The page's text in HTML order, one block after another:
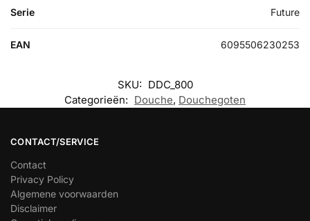
Serie Future
EAN 6095506230253
SKU: DDC_800
Categorieën: Douche, Douchegoten
CONTACT/SERVICE
Contact
Privacy Policy
Algemene voorwaarden
Disclaimer